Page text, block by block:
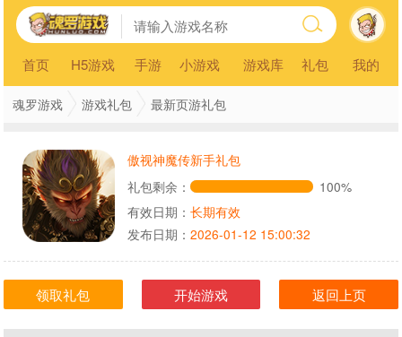
首页 H5游戏 手游 小游戏 游戏库 礼包 我的
魂罗游戏 游戏礼包 最新页游礼包
傲视神魔传新手礼包
礼包剩余：
100%
有效日期： 长期有效
发布日期： 2026-01-12 15:00:32
领取礼包 开始游戏 返回上页